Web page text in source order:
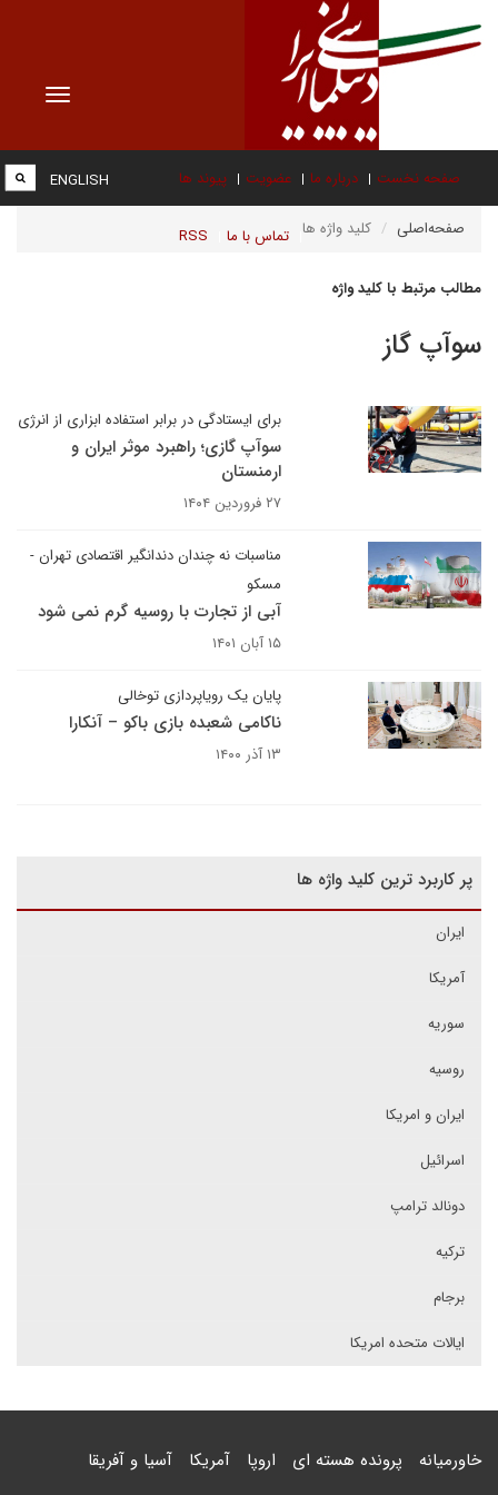
Toggle
صفحه نخست درباره ما عضویت پیوند ها
تماس با ما RSS
ENGLISH
صفحه‌اصلی کلید واژه ها
مطالب مرتبط با کلید واژه
سوآپ گاز
برای ایستادگی در برابر استفاده ابزاری از انرژی
سوآپ گازی؛ راهبرد موثر ایران و
ارمنستان
۲۷ فروردین ۱۴۰۴
مناسبات نه چندان دندانگیر اقتصادی تهران -
مسکو
آبی از تجارت با روسیه گرم نمی شود
۱۵ آبان ۱۴۰۱
پایان یک رویاپردازی توخالی
ناکامی شعبده بازی باکو – آنکارا
۱۳ آذر ۱۴۰۰
پر کاربرد ترین کلید واژه ها
ایران
آمریکا
سوریه
روسیه
ایران و امریکا
اسرائیل
دونالد ترامپ
ترکیه
برجام
ایالات متحده امریکا
خاورمیانه پرونده هسته ای اروپا آمریکا آسیا و آفریقا